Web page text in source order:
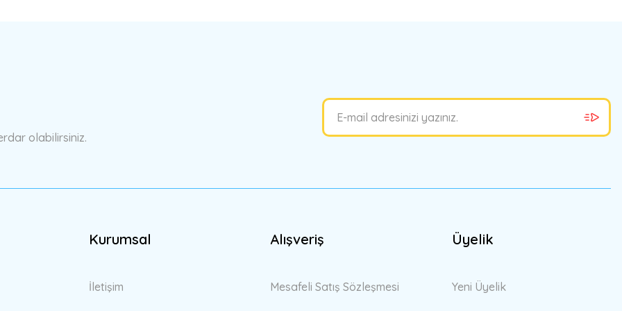
olabilirsiniz.
Kurumsal
İletişim
Alışveriş
Mesafeli Satış Sözleşmesi
Üyelik
Yeni Üyelik